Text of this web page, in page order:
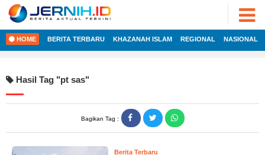
HOME
ADVERTORIAL
FOTO
VIDEO
JAMBI
2022
JERNIH.ID
•
Developed
HOME BERITA TERBARU KHAZANAH ISLAM REGIONAL NASIONAL
Hasil Tag "pt sas"
Bagikan Tag :
Berita Terbaru